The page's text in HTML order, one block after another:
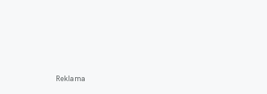
Reklama